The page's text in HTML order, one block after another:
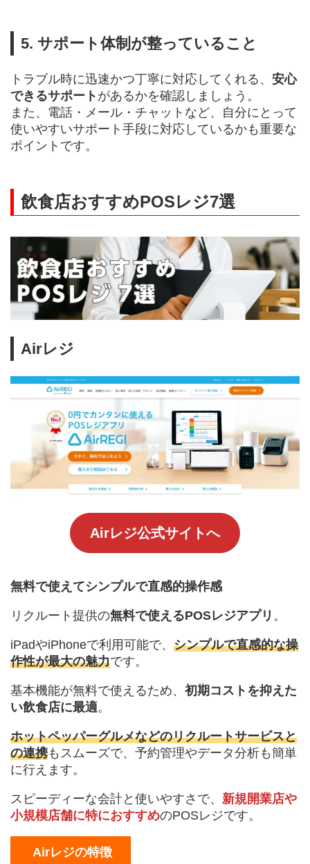
5. サポート体制が整っていること
トラブル時に迅速かつ丁寧に対応してくれる、 安心
できるサポート があるかを確認しましょう。
また、電話・メール・チャットなど、自分にとって
使いやすいサポート手段に対応しているかも重要な
ポイントです。
飲食店おすすめPOSレジ7選
Airレジ
Airレジ公式サイトへ
無料で使えてシンプルで直感的操作感
リクルート提供の無料で使えるPOSレジアプリ 。
iPadやiPhoneで利用可能で、 シンプルで直感的な操
作性が最大の魅力です。
基本機能が無料で使えるため、 初期コストを抑えた
い飲食店に最適。
ホットペッパーグルメなどのリクルートサービスと
の連携もスムーズで、予約管理やデータ分析も簡単
に行えます。
スピーディーな会計と使いやすさで、 新規開業店や
小規模店舗に特におすすめのPOSレジです。
Airレジの特徴